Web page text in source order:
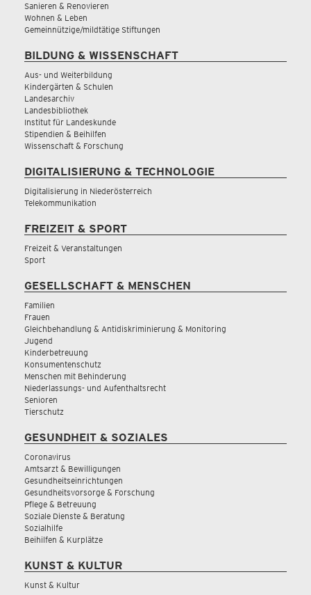
Sanieren & Renovieren
Wohnen & Leben
Gemeinnützige/mildtätige Stiftungen
BILDUNG & WISSENSCHAFT
Aus- und Weiterbildung
Kindergärten & Schulen
Landesarchiv
Landesbibliothek
Institut für Landeskunde
Stipendien & Beihilfen
Wissenschaft & Forschung
DIGITALISIERUNG & TECHNOLOGIE
Digitalisierung in Niederösterreich
Telekommunikation
FREIZEIT & SPORT
Freizeit & Veranstaltungen
Sport
GESELLSCHAFT & MENSCHEN
Familien
Frauen
Gleichbehandlung & Antidiskriminierung & Monitoring
Jugend
Kinderbetreuung
Konsumentenschutz
Menschen mit Behinderung
Niederlassungs- und Aufenthaltsrecht
Senioren
Tierschutz
GESUNDHEIT & SOZIALES
Coronavirus
Amtsarzt & Bewilligungen
Gesundheitseinrichtungen
Gesundheitsvorsorge & Forschung
Pflege & Betreuung
Soziale Dienste & Beratung
Sozialhilfe
Beihilfen & Kurplätze
KUNST & KULTUR
Kunst & Kultur